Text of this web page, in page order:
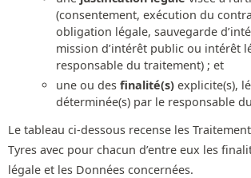
(consentement, exécution du
obligation légale, sauvegarde
mission d’intérêt public ou intérêt
responsable du traitement) ; et
une ou des finalité(s) explicite(s),
déterminée(s) par le responsable
Le tableau ci-dessous recense les
Tyres avec pour chacun d’entre eux les
légale et les Données concernées.